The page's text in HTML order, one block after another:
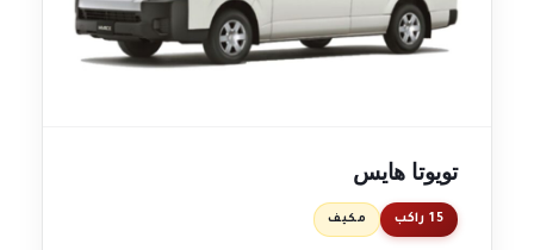
تويوتا هايس
15 راكب مكيف